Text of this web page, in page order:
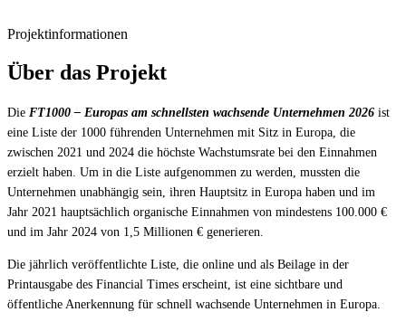
Projektinformationen
Über das Projekt
Die FT1000 – Europas am schnellsten wachsende Unternehmen 2026 ist
eine Liste der 1000 führenden Unternehmen mit Sitz in Europa, die
zwischen 2021 und 2024 die höchste Wachstumsrate bei den Einnahmen
erzielt haben. Um in die Liste aufgenommen zu werden, mussten die
Unternehmen unabhängig sein, ihren Hauptsitz in Europa haben und im
Jahr 2021 hauptsächlich organische Einnahmen von mindestens 100.000 €
und im Jahr 2024 von 1,5 Millionen € generieren.
Die jährlich veröffentlichte Liste, die online und als Beilage in der
Printausgabe des Financial Times erscheint, ist eine sichtbare und
öffentliche Anerkennung für schnell wachsende Unternehmen in Europa.